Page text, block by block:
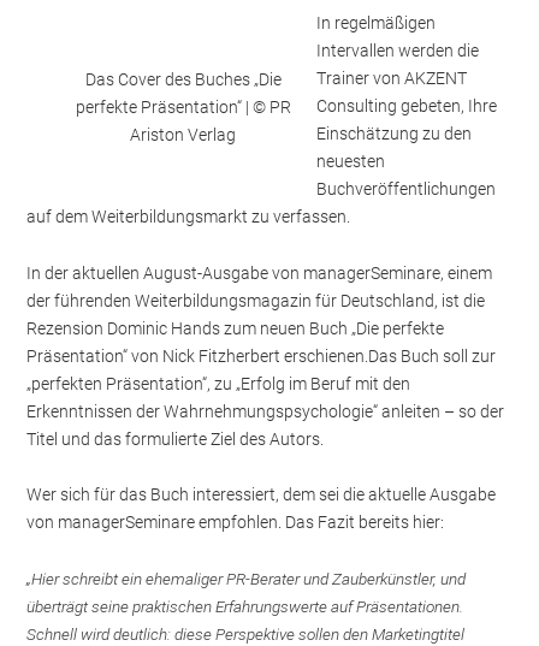
Das Cover des Buches „Die
perfekte Präsentation“ | © PR
Ariston Verlag
In regelmäßigen
Intervallen werden die
Trainer von AKZENT
Consulting gebeten, Ihre
Einschätzung zu den
neuesten
Buchveröffentlichungen
auf dem Weiterbildungsmarkt zu verfassen.
In der aktuellen August-Ausgabe von managerSeminare, einem
der führenden Weiterbildungsmagazin für Deutschland, ist die
Rezension Dominic Hands zum neuen Buch „Die perfekte
Präsentation“ von Nick Fitzherbert erschienen.Das Buch soll zur
„perfekten Präsentation“, zu „Erfolg im Beruf mit den
Erkenntnissen der Wahrnehmungspsychologie“ anleiten – so der
Titel und das formulierte Ziel des Autors.
Wer sich für das Buch interessiert, dem sei die aktuelle Ausgabe
von managerSeminare empfohlen. Das Fazit bereits hier:
„Hier schreibt ein ehemaliger PR-Berater und Zauberkünstler, und
überträgt seine praktischen Erfahrungswerte auf Präsentationen.
Schnell wird deutlich: diese Perspektive sollen den Marketingtitel